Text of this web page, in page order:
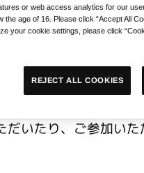
さい。
いたり、ご参加いた
or web access analytics for our
the age of 16. Please click “Accept All
your cookie settings, please click
REJECT ALL COOKIES